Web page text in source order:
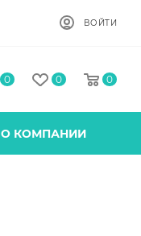
ВОЙТИ
0 0 0
О КОМПАНИИ